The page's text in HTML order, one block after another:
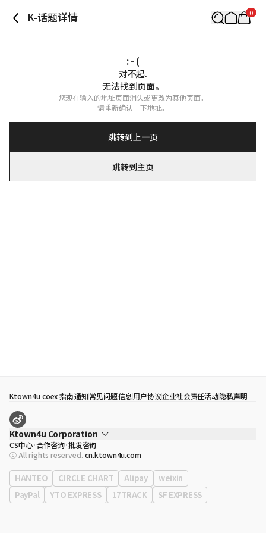
K-话题详情 0
: - (
对不起.
无法找到页面。
您现在输入的地址页面消失或更改为其他页面。
请重新确认一下地址。
跳转到上一页
跳转到主页
Ktown4u coex 指南通知常见问题信息用户协议企业社会责任活动隐私声明
Ktown4u Corporation
代表
宋効珉
营业执照 120-87-71116
公司地址 首尔特别市 江南区 岭东大路 513号 3楼 （三成洞， coex)
CS中心 合作咨询 批发咨询
ⓒ All rights reserved. cn.ktown4u.com
HANTEO CIRCLE CHART Alipay
weixin
PayPal
YTO EXPRESS 17TRACK SF EXPRESS